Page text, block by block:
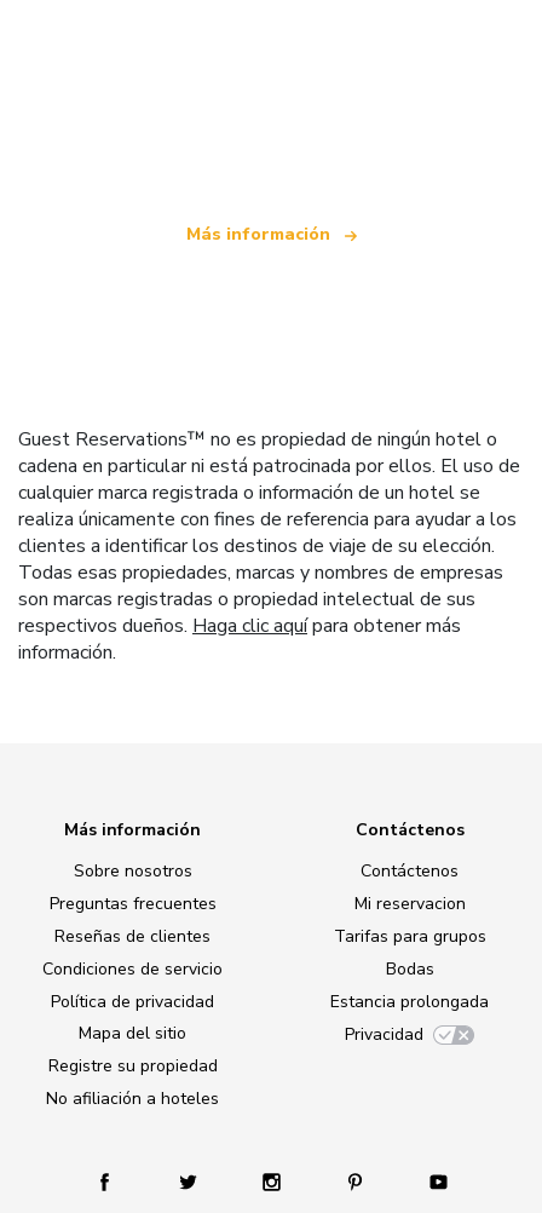
Más información
Guest Reservations™ no es propiedad de ningún hotel o
cadena en particular ni está patrocinada por ellos. El uso de
cualquier marca registrada o información de un hotel se
realiza únicamente con fines de referencia para ayudar a los
clientes a identificar los destinos de viaje de su elección.
Todas esas propiedades, marcas y nombres de empresas
son marcas registradas o propiedad intelectual de sus
respectivos dueños. Haga clic aquípara obtener más
información.
Más información
Sobre nosotros
Preguntas frecuentes
Reseñas de clientes
Condiciones de servicio
Política de privacidad
Mapa del sitio
Registre su propiedad
No afiliación a hoteles
Contáctenos
Contáctenos
Mi reservacion
Tarifas para grupos
Bodas
Estancia prolongada
Privacidad